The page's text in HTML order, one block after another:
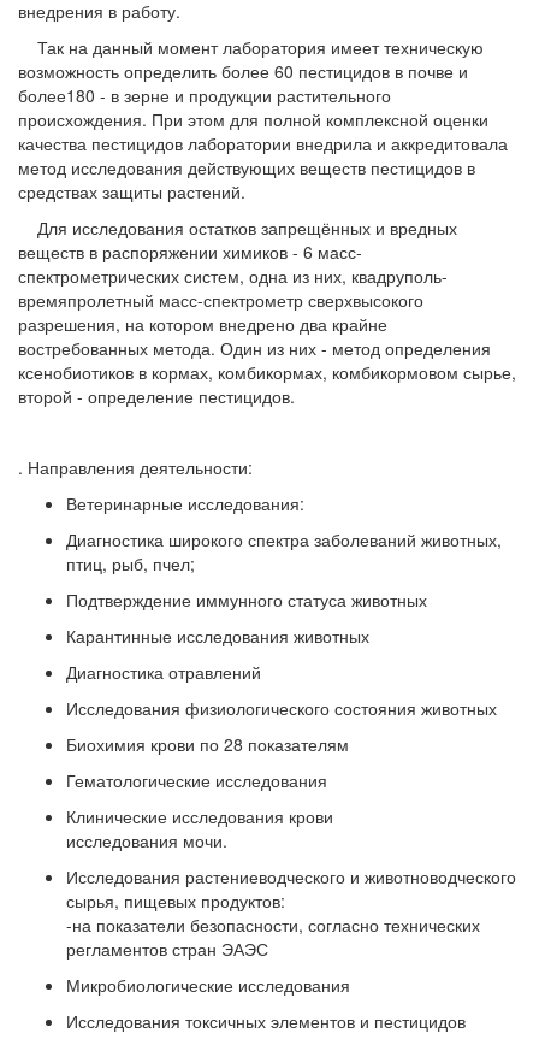
внедрения в работу.
Так на данный момент лаборатория имеет техническую
возможность определить более 60 пестицидов в почве и
более180 - в зерне и продукции растительного
происхождения. При этом для полной комплексной оценки
качества пестицидов лаборатории внедрила и аккредитовала
метод исследования действующих веществ пестицидов в
средствах защиты растений.
Для исследования остатков запрещённых и вредных
веществ в распоряжении химиков - 6 масс-
спектрометрических систем, одна из них, квадруполь-
времяпролетный масс-спектрометр сверхвысокого
разрешения, на котором внедрено два крайне
востребованных метода. Один из них - метод определения
ксенобиотиков в кормах, комбикормах, комбикормовом сырье,
второй - определение пестицидов.
. Направления деятельности:
Ветеринарные исследования:
Диагностика широкого спектра заболеваний животных,
птиц, рыб, пчел;
Подтверждение иммунного статуса животных
Карантинные исследования животных
Диагностика отравлений
Исследования физиологического состояния животных
Биохимия крови по 28 показателям
Гематологические исследования
Клинические исследования крови
исследования мочи.
Исследования растениеводческого и животноводческого
сырья, пищевых продуктов:
-на показатели безопасности, согласно технических
регламентов стран ЭАЭС
Микробиологические исследования
Исследования токсичных элементов и пестицидов